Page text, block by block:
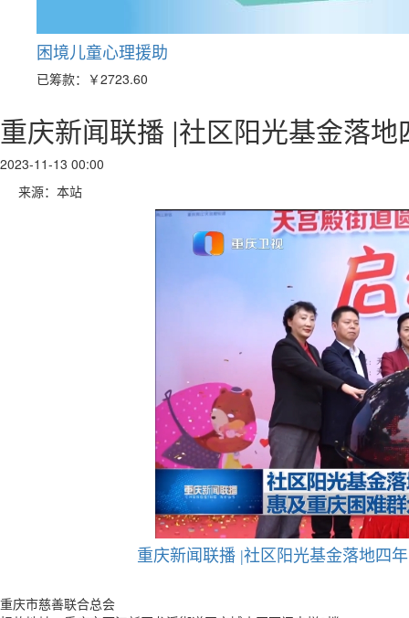
困境儿童心理援助
已筹款： ￥2723.60
重庆新闻联播 |社区阳光基金落
2023-11-13 00:00
来源：本站
重庆新闻联播 |社区阳光基金落地四
重庆市慈善联合总会